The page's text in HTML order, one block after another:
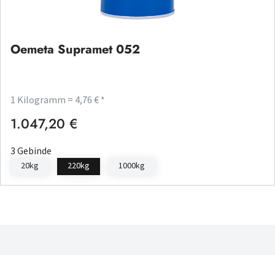
Oemeta Supramet 052
1 Kilogramm = 4,76 € *
Regulärer Preis:
1.047,20 €
3 Gebinde
20kg 220kg 1000kg